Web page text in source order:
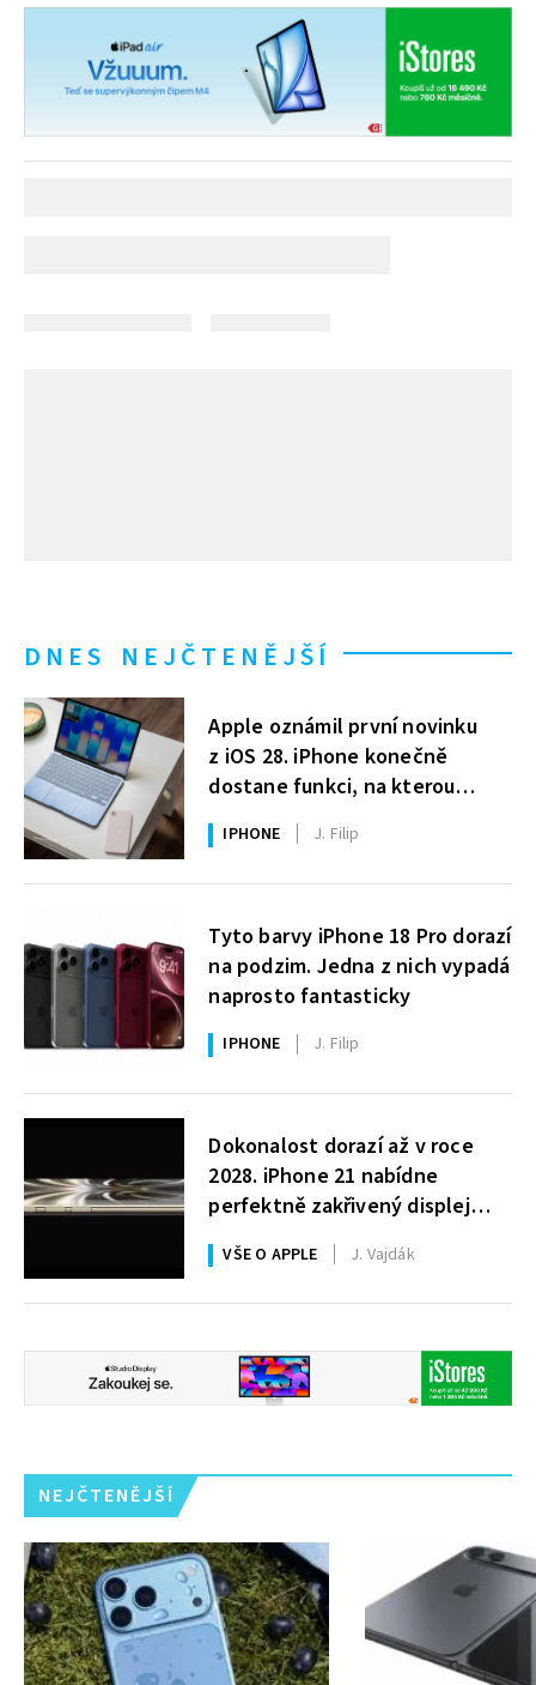
DNES NEJČTENĚJŠÍ
Apple oznámil první novinku
z iOS 28. iPhone konečně
dostane funkci, na kterou
uživatelé Windows čekají roky
IPHONE J. Filip
Tyto barvy iPhone 18 Pro dorazí
na podzim. Jedna z nich vypadá
naprosto fantasticky
IPHONE J. Filip
Dokonalost dorazí až v roce
2028. iPhone 21 nabídne
perfektně zakřivený displej
i 200MPx foťák
VŠE O APPLE J. Vajdák
NEJČTENĚJŠÍ